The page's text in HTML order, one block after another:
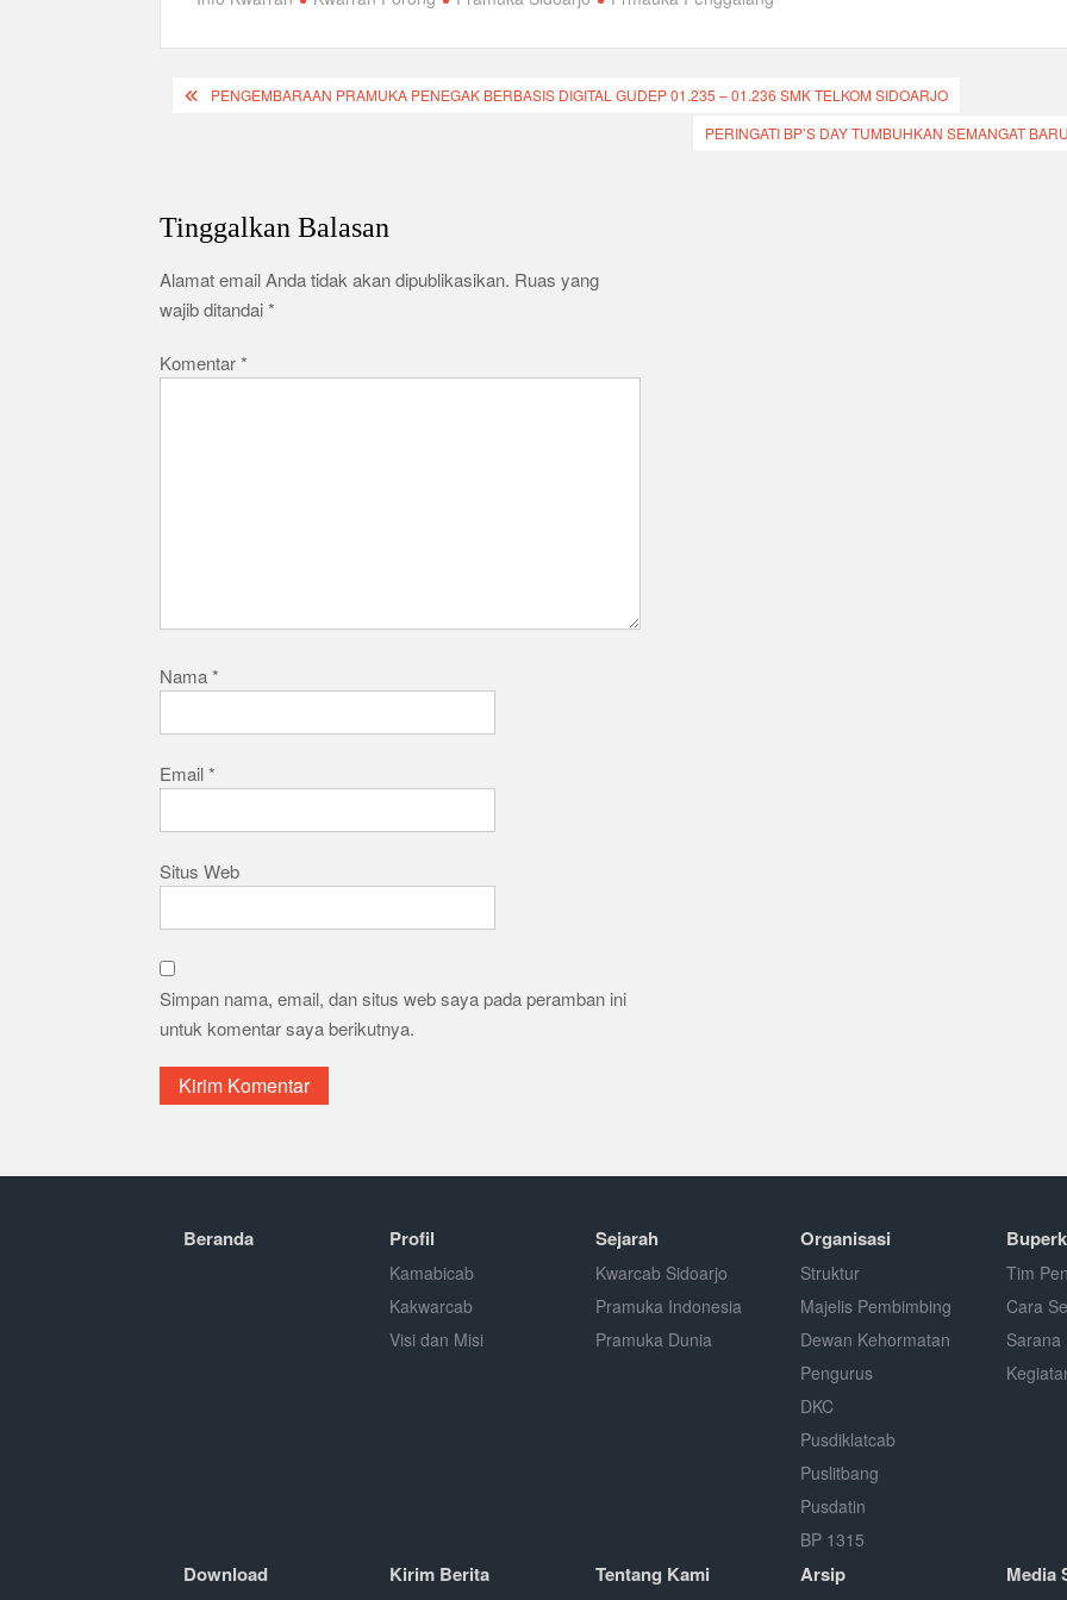
A
e
g
a
r
Navigasi
PENGEMBARAAN PRAMUKA PENEGAK BERBASIS DIGITAL GUDEP 01.235 – 01.236 SMK TELKOM SIDOARJO
PERINGATI BP’S DAY TUMBUHKAN SEMANGAT
Tinggalkan Balasan
Alamat email Anda tidak akan dipublikasikan. Ruas yang
wajib ditandai*
Komentar*
Nama*
Email*
Situs Web
Simpan nama, email, dan situs web saya pada peramban ini
untuk komentar saya berikutnya.
Beranda Profil
Kamabicab
Kakwarcab
Visi dan Misi
Sejarah
Kwarcab Sidoarjo
Pramuka Indonesia
Pramuka Dunia
Organisasi
Struktur
Majelis Pembimbing
Dewan Kehormatan
Pengurus
DKC
Pusdiklatcab
Puslitbang
Pusdatin
BP 1315
Tim
Cara
Sarana
Download Kirim Berita Tentang Kami Arsip Media